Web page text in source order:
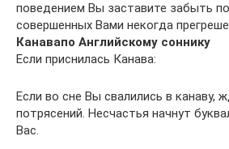
поведением Вы заставите забыть
совершенных Вами некогда
Канавапо Английскому соннику
Если приснилась Канава:
Если во сне Вы свалились в канаву,
потрясений. Несчастья начнут
Вас.